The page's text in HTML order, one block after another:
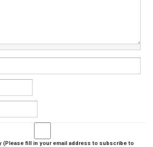
(Please fill in your email address to subscribe to